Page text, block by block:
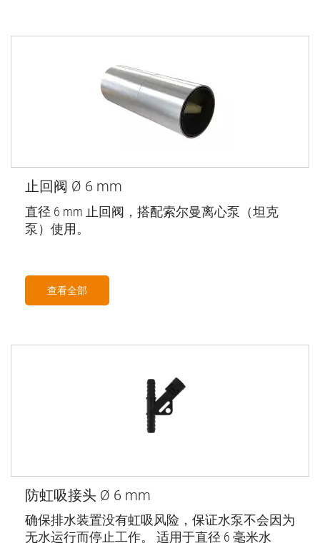
止回阀 Ø 6 mm
直径 6 mm 止回阀，搭配索尔曼离心泵（坦克
泵）使用。
查看全部
防虹吸接头 Ø 6 mm
确保排水装置没有虹吸风险，保证水泵不会因为
无水运行而停止工作。 适用于直径 6 毫米水